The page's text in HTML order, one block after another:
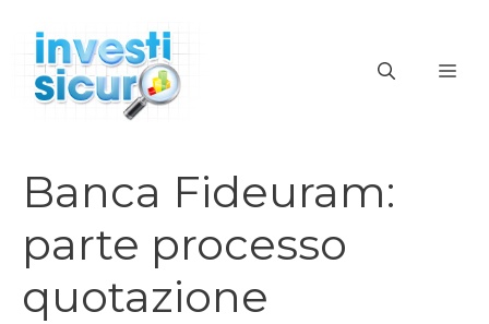
contenuto
Banca Fideuram:
parte processo
quotazione